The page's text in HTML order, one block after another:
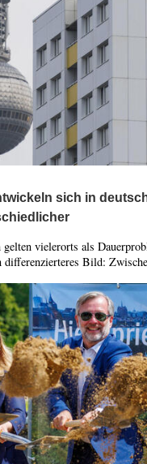
sich in
gelten vielerorts als
differenzierteres Bild: